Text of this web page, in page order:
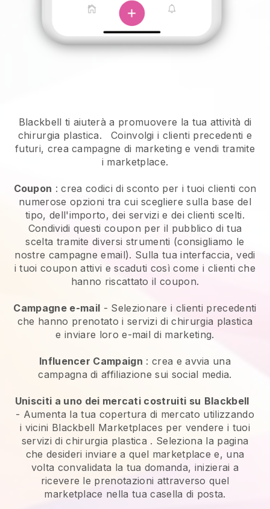
Blackbell ti aiuterà a promuovere la tua attività di
chirurgia plastica.
Coinvolgi i clienti precedenti e
futuri, crea campagne di marketing e vendi tramite
i marketplace.
Coupon : crea codici di sconto per i tuoi clienti con
numerose opzioni tra cui scegliere sulla base del
tipo, dell'importo, dei servizi e dei clienti scelti.
Condividi questi coupon per il pubblico di tua
scelta tramite diversi strumenti (consigliamo le
nostre campagne email). Sulla tua interfaccia, vedi
i tuoi coupon attivi e scaduti così come i clienti che
hanno riscattato il coupon.
Campagne e-mail - Selezionare i clienti precedenti
che hanno prenotato i servizi di chirurgia plastica
e inviare loro e-mail di marketing.
Influencer Campaign : crea e avvia una
campagna di affiliazione sui social media.
Unisciti a uno dei mercati costruiti su Blackbell
- Aumenta la tua copertura di mercato utilizzando
i vicini Blackbell Marketplaces per vendere i tuoi
servizi di chirurgia plastica . Seleziona la pagina
che desideri inviare a quel marketplace e, una
volta convalidata la tua domanda, inizierai a
ricevere le prenotazioni attraverso quel
marketplace nella tua casella di posta.